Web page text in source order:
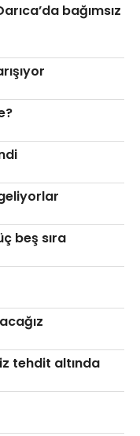
bağımsız
beş sıra
tehdit altında